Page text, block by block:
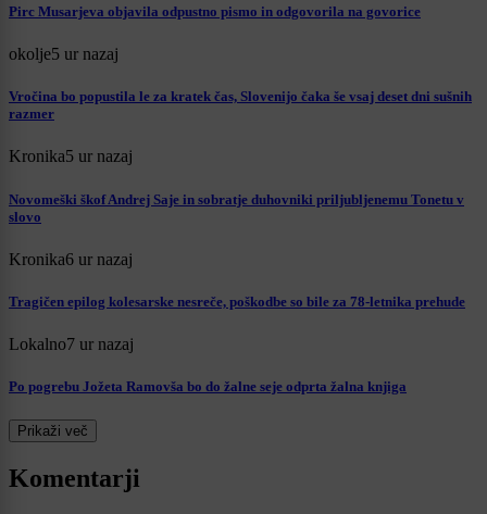
Pirc Musarjeva objavila odpustno pismo in odgovorila na govorice
okolje5 ur nazaj
Vročina bo popustila le za kratek čas, Slovenijo čaka še vsaj deset dni sušnih
razmer
Kronika5 ur nazaj
Novomeški škof Andrej Saje in sobratje duhovniki priljubljenemu Tonetu v
slovo
Kronika6 ur nazaj
Tragičen epilog kolesarske nesreče, poškodbe so bile za 78-letnika prehude
Lokalno7 ur nazaj
Po pogrebu Jožeta Ramovša bo do žalne seje odprta žalna knjiga
Prikaži več
Komentarji